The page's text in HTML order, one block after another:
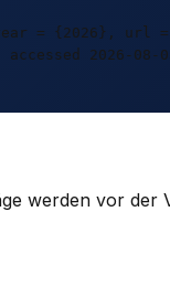
= {2026}, url =
2026-08-
werden vor der